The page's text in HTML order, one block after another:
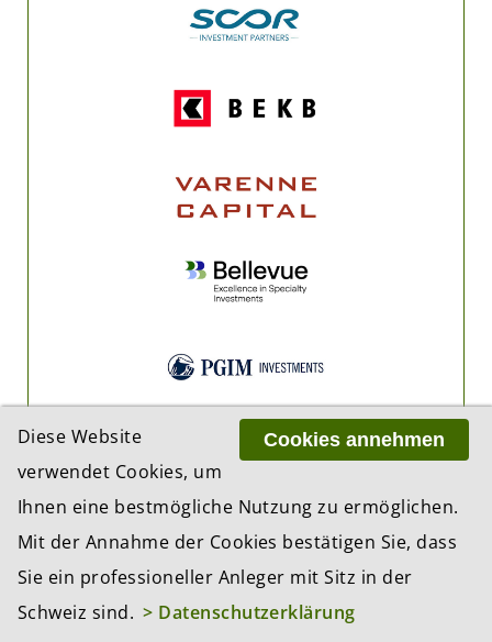
Cookies annehmen
Diese Website
verwendet Cookies, um
Ihnen eine bestmögliche Nutzung zu ermöglichen.
Mit der Annahme der Cookies bestätigen Sie, dass
Sie ein professioneller Anleger mit Sitz in der
Schweiz sind. > Datenschutzerklärung